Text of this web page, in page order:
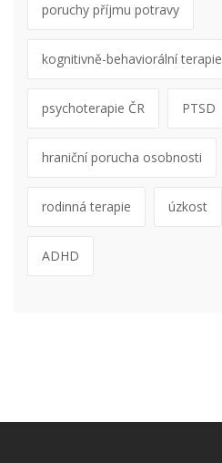
poruchy příjmu potravy
kognitivně-behaviorální terapie
psychoterapie ČR PTSD
hraniční porucha osobnosti
rodinná terapie úzkost
ADHD